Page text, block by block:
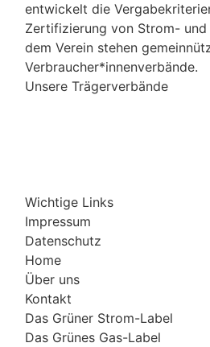
entwickelt die
Zertifizierung von Strom-
dem Verein stehen
Verbraucher*innenverbände.
Unsere Trägerverbände
Wichtige Links
Impressum
Datenschutz
Home
Über uns
Kontakt
Das Grüner Strom-Label
Das Grünes Gas-Label